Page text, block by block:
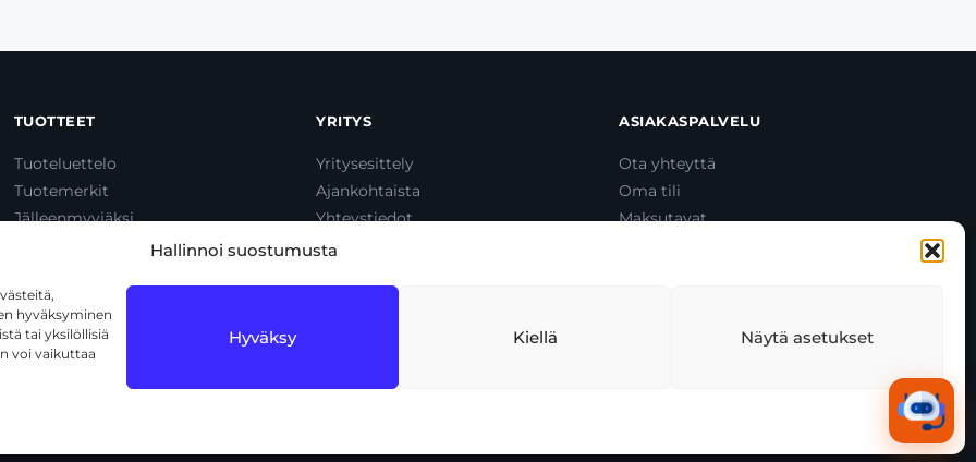
Hallinnoi suostumusta
hyväksyminen
tai yksilöllisiä
voi vaikuttaa
Hyväksy Kiellä Näytä asetukset
TUOTTEET
Tuoteluettelo
Tuotemerkit
Jälleenmyyjäksi
YRITYS
Yritysesittely
Ajankohtaista
Yhteystiedot
ASIAKASPALVELU
Ota yhteyttä
Oma tili
Maksutavat
asiakaspalvelu@toolcat.fi
Vantaa